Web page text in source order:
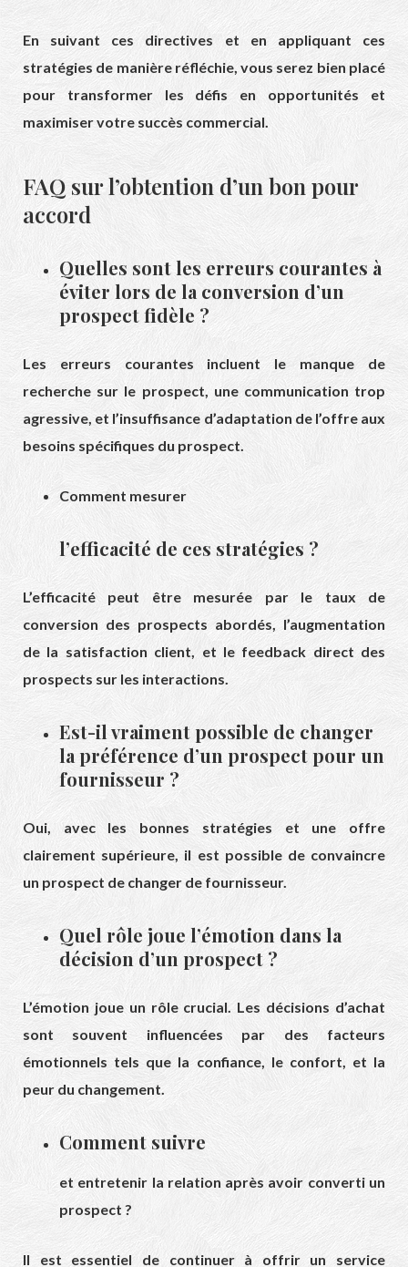
En suivant ces directives et en appliquant ces
stratégies de manière réfléchie, vous serez bien placé
pour transformer les défis en opportunités et
maximiser votre succès commercial.
FAQ sur l’obtention d’un bon pour
accord
Quelles sont les erreurs courantes à
éviter lors de la conversion d’un
prospect fidèle ?
Les erreurs courantes incluent le manque de
recherche sur le prospect, une communication trop
agressive, et l’insuffisance d’adaptation de l’offre aux
besoins spécifiques du prospect.
Comment mesurer
l’efficacité de ces stratégies ?
L’efficacité peut être mesurée par le taux de
conversion des prospects abordés, l’augmentation
de la satisfaction client, et le feedback direct des
prospects sur les interactions.
Est-il vraiment possible de changer
la préférence d’un prospect pour un
fournisseur ?
Oui, avec les bonnes stratégies et une offre
clairement supérieure, il est possible de convaincre
un prospect de changer de fournisseur.
Quel rôle joue l’émotion dans la
décision d’un prospect ?
L’émotion joue un rôle crucial. Les décisions d’achat
sont souvent influencées par des facteurs
émotionnels tels que la confiance, le confort, et la
peur du changement.
Comment suivre
et entretenir la relation après avoir converti un
prospect ?
Il est essentiel de continuer à offrir un service